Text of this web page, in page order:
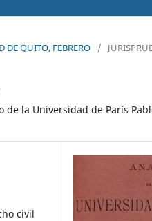
DE QUITO, FEBRERO /
la Universidad de París
civil